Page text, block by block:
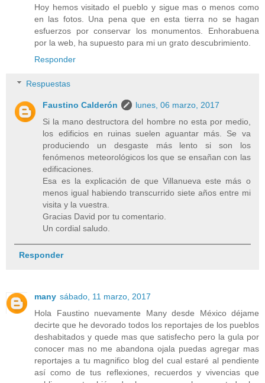
Hoy hemos visitado el pueblo y sigue mas o menos como
en las fotos. Una pena que en esta tierra no se hagan
esfuerzos por conservar los monumentos. Enhorabuena
por la web, ha supuesto para mi un grato descubrimiento.
Responder
Respuestas
Faustino Calderón
lunes, 06 marzo, 2017
Si la mano destructora del hombre no esta por medio,
los edificios en ruinas suelen aguantar más. Se va
produciendo un desgaste más lento si son los
fenómenos meteorológicos los que se ensañan con las
edificaciones.
Esa es la explicación de que Villanueva este más o
menos igual habiendo transcurrido siete años entre mi
visita y la vuestra.
Gracias David por tu comentario.
Un cordial saludo.
Responder
many sábado, 11 marzo, 2017
Hola Faustino nuevamente Many desde México déjame
decirte que he devorado todos los reportajes de los pueblos
deshabitados y quede mas que satisfecho pero la gula por
conocer mas no me abandona ojala puedas agregar mas
reportajes a tu magnifico blog del cual estaré al pendiente
así como de tus reflexiones, recuerdos y vivencias que